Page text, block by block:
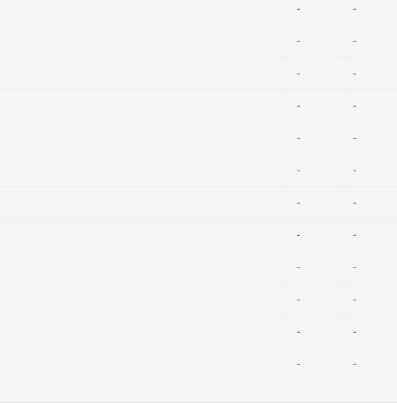
- -
- -
- -
- -
- -
- -
- -
- -
- -
- -
- -
- -